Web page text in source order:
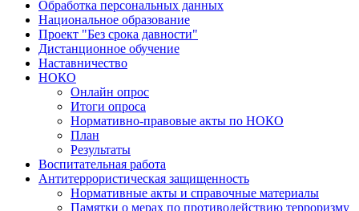
Обработка персональных данных
Национальное образование
Проект "Без срока давности"
Дистанционное обучение
Наставничество
НОКО
Онлайн опрос
Итоги опроса
Нормативно-правовые акты по НОКО
План
Результаты
Воспитательная работа
Антитеррористическая защищенность
Нормативные акты и справочные материалы
Памятки о мерах по противодействию терроризму